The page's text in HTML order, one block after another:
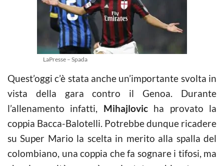
LaPresse – Spada
Quest’oggi c’è stata anche un’importante svolta in
vista della gara contro il Genoa. Durante
l’allenamento infatti, Mihajlovicha provato la
coppia Bacca-Balotelli. Potrebbe dunque ricadere
su Super Mario la scelta in merito alla spalla del
colombiano, una coppia che fa sognare i tifosi, ma